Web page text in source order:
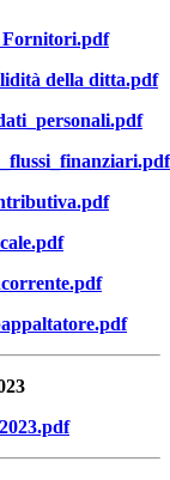
Fornitori.pdf
della ditta.pdf